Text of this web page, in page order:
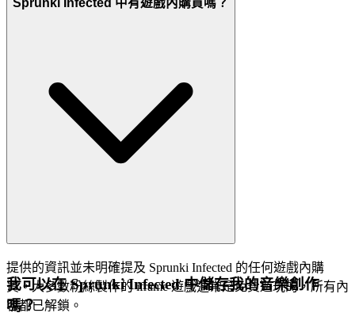
提供的資訊並未明確提及 Sprunki Infected 的任何遊戲內購
買。大多數粉絲製作的 iframe 遊戲通常是免費遊玩的，所有內
容都已解鎖。
我可以在 Sprunki Infected 中儲存我的音樂創作
嗎？